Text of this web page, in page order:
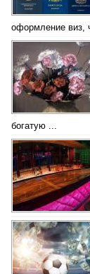
оформление виз,
богатую ...